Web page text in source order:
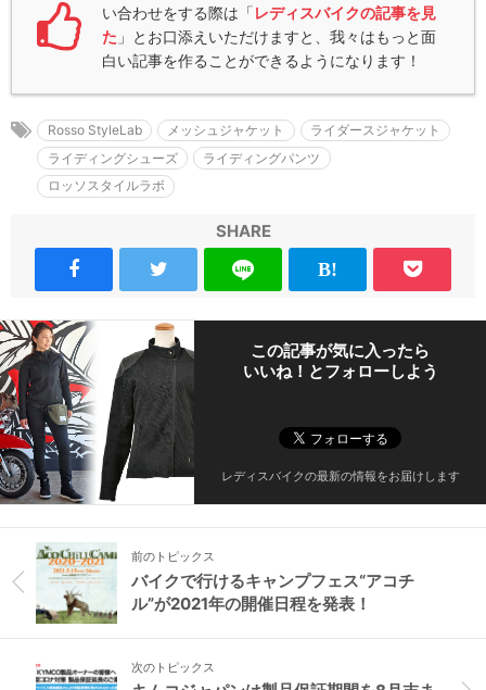
い合わせをする際は「 レディスバイクの記事を見
た 」とお口添えいただけますと、我々はもっと面
白い記事を作ることができるようになります！
Rosso StyleLab メッシュジャケット
ライダースジャケット
ライディングシューズ
ライディングパンツ
ロッソスタイルラボ
SHARE
この記事が気に入ったら
いいね！とフォローしよう
レディスバイクの最新の情報をお届けします
前のトピックス
バイクで行けるキャンプフェス“アコチ
ル”が2021年の開催日程を発表！
次のトピックス